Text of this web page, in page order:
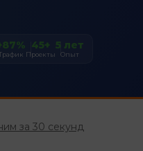
45+
Проекты
5 лет
Опыт
за 30 секунд